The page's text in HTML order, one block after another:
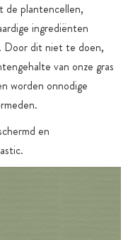
de plantencellen,
ingrediënten
Door dit niet te doen,
van onze gras
worden onnodige
en